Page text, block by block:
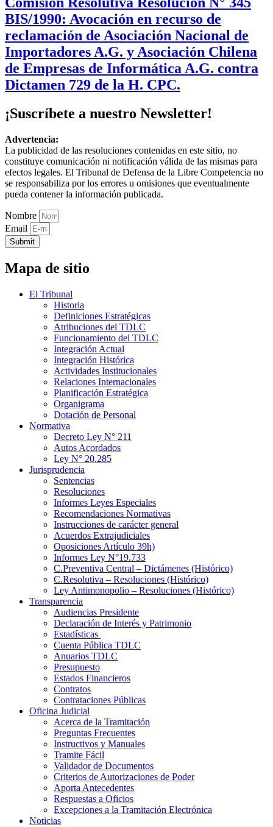
BIS/1990: Avocación en recurso de
reclamación de Asociación Nacional de
Importadores A.G. y Asociación Chilena
de Empresas de Informática A.G. contra
Dictamen 729 de la H. CPC.
¡Suscríbete a nuestro Newsletter!
Advertencia:
La publicidad de las resoluciones contenidas en este sitio, no
constituye comunicación ni notificación válida de las mismas para
efectos legales. El Tribunal de Defensa de la Libre Competencia no
se responsabiliza por los errores u omisiones que eventualmente
pueda contener la información publicada.
Nombre
Email
Submit
Mapa de sitio
El Tribunal
Historia
Definiciones Estratégicas
Atribuciones del TDLC
Funcionamiento del TDLC
Integración Actual
Integración Histórica
Actividades Institucionales
Relaciones Internacionales
Planificación Estratégica
Organigrama
Dotación de Personal
Normativa
Decreto Ley N° 211
Autos Acordados
Ley N° 20.285
Jurisprudencia
Sentencias
Resoluciones
Informes Leyes Especiales
Recomendaciones Normativas
Instrucciones de carácter general
Acuerdos Extrajudiciales
Oposiciones Artículo 39h)
Informes Ley N°19.733
C.Preventiva Central – Dictámenes (Histórico)
C.Resolutiva – Resoluciones (Histórico)
Ley Antimonopolio – Resoluciones (Histórico)
Transparencia
Audiencias Presidente
Declaración de Interés y Patrimonio
Estadísticas
Cuenta Pública TDLC
Anuarios TDLC
Presupuesto
Estados Financieros
Contratos
Contrataciones Públicas
Oficina Judicial
Acerca de la Tramitación
Preguntas Frecuentes
Instructivos y Manuales
Tramite Fácil
Validador de Documentos
Criterios de Autorizaciones de Poder
Aporta Antecedentes
Respuestas a Oficios
Excepciones a la Tramitación Electrónica
Noticias